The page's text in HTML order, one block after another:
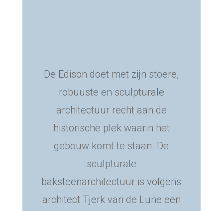
De Edison doet met zijn stoere,
robuuste en sculpturale
architectuur recht aan de
historische plek waarin het
gebouw komt te staan. De
sculpturale
baksteenarchitectuur is volgens
architect Tjerk van de Lune een